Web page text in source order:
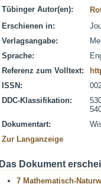
Tübinger Autor(en):
Erschienen in:
Verlagsangabe:
Sprache:
Referenz zum Volltext:
ISSN:
DDC-Klassifikation:
Dokumentart:
Zur Langanzeige
Das Dokument
7 Mathematisch-